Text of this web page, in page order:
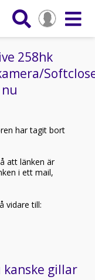
258hk
har tagit bort
att länken är
i ett mail,
vidare till:
kanske gillar